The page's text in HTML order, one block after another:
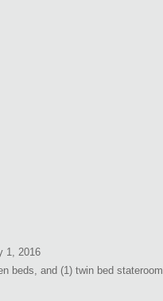
1, 2016
beds, and (1) twin bed stateroom